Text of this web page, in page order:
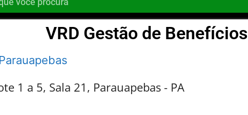
VRD Gestão de Benefícios
1 a 5, Sala 21, Parauapebas - PA